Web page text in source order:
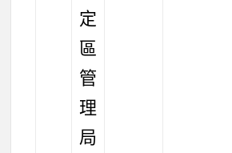
定
區
管
理
局